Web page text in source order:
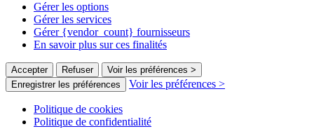
Gérer les options
Gérer les services
Gérer {vendor_count} fournisseurs
En savoir plus sur ces finalités
Accepter Refuser
Voir les préférences >
Enregistrer les préférences
Voir les préférences >
Politique de cookies
Politique de confidentialité